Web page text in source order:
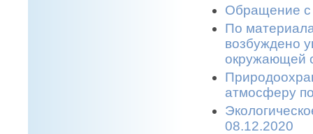
Обращение с
По
возбуждено
окружающей
атмосферу
08.12.2020